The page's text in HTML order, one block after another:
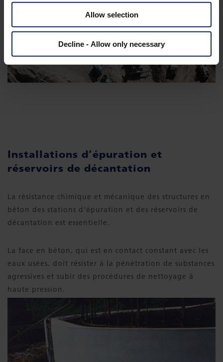
Allow selection
Decline - Allow only necessary
Installations d’épuration et
réservoirs de décantation
La résistance chimique et mécanique des structures en
béton des stations d’épuration et des réservoirs de
décantation est essentielle.
La face en béton, qui est en contact constant avec les
eaux usées, doit résister à la pénétration de substances
agressives et subir des procédures de nettoyage à
haute pression.